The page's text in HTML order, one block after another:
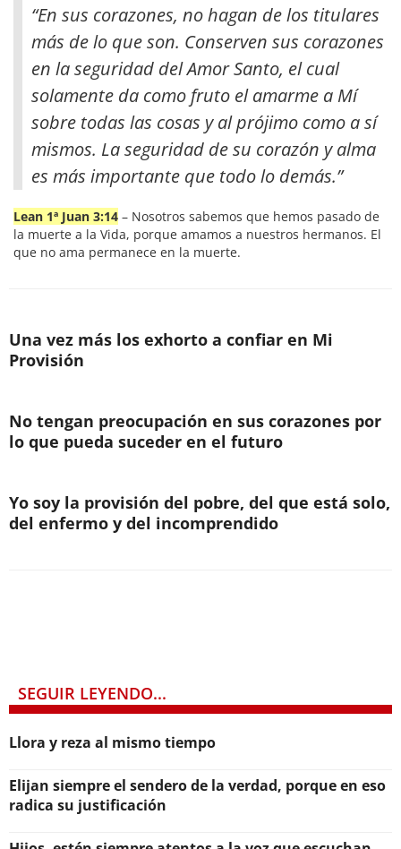
“En sus corazones, no hagan de los titulares
más de lo que son. Conserven sus corazones
en la seguridad del Amor Santo, el cual
solamente da como fruto el amarme a Mí
sobre todas las cosas y al prójimo como a sí
mismos. La seguridad de su corazón y alma
es más importante que todo lo demás.”
Lean 1ª Juan 3:14 – Nosotros sabemos que hemos pasado de
la muerte a la Vida, porque amamos a nuestros hermanos. El
que no ama permanece en la muerte.
Una vez más los exhorto a confiar en Mi
Provisión
No tengan preocupación en sus corazones por
lo que pueda suceder en el futuro
Yo soy la provisión del pobre, del que está solo,
del enfermo y del incomprendido
SEGUIR LEYENDO...
Llora y reza al mismo tiempo
Elijan siempre el sendero de la verdad, porque en eso
radica su justificación